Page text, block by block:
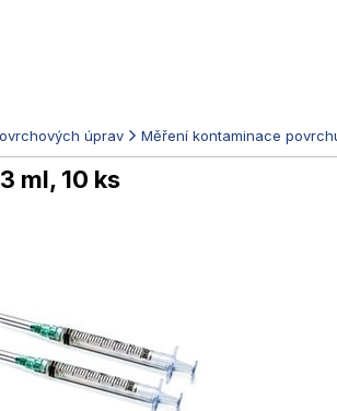
úprav Měření kontaminace
ml, 10 ks